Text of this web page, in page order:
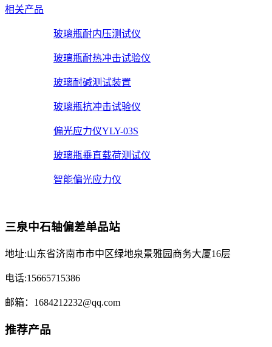
相关产品
玻璃瓶耐内压测试仪
玻璃瓶耐热冲击试验仪
玻璃耐碱测试装置
玻璃瓶抗冲击试验仪
偏光应力仪YLY-03S
玻璃瓶垂直载荷测试仪
智能偏光应力仪
三泉中石轴偏差单品站
地址:山东省济南市市中区绿地泉景雅园商务大厦16层
电话:15665715386
邮箱：1684212232@qq.com
推荐产品